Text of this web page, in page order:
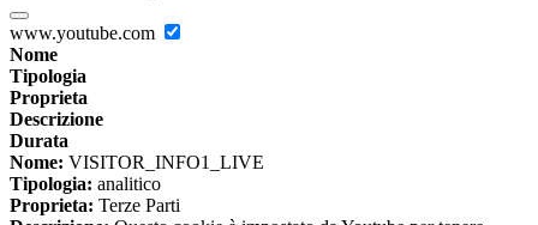
www.youtube.com
Nome
Tipologia
Proprieta
Descrizione
Durata
Nome: VISITOR_INFO1_LIVE
Tipologia: analitico
Proprieta: Terze Parti